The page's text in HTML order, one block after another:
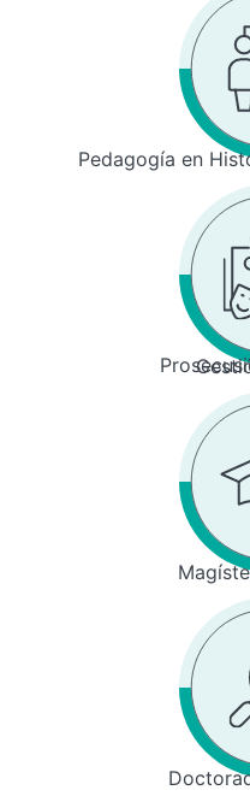
Pedagogía en